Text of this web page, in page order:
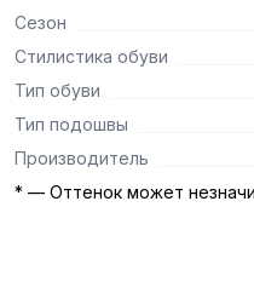
Сезон
Стилистика обуви
Тип обуви
Тип подошвы
Производитель
* — Оттенок может